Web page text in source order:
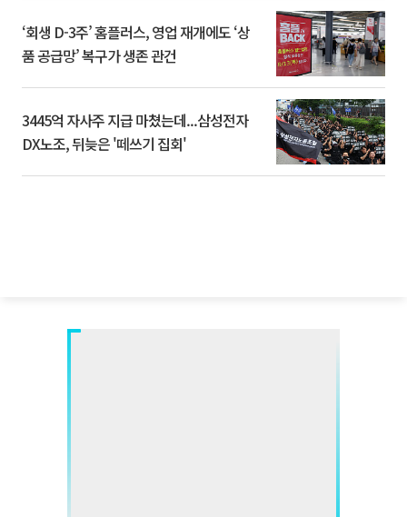
‘회생 D-3주’ 홈플러스, 영업 재개에도 ‘상
품 공급망’ 복구가 생존 관건
3445억 자사주 지급 마쳤는데...삼성전자
DX노조, 뒤늦은 '떼쓰기 집회'